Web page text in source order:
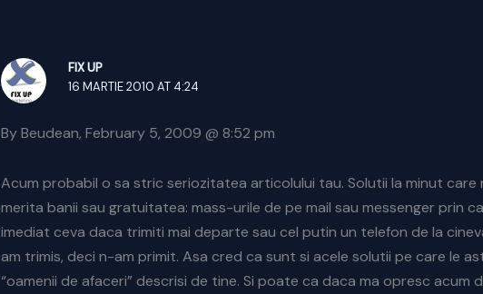
FIX UP
16 MARTIE 2010 AT 4:24
By Beudean, February 5, 2009 @ 8:52 pm
Acum probabil o sa stric seriozitatea articolului tau. Solutii la minut care
merita banii sau gratuitatea: mass-urile de pe mail sau messenger prin
imediat ceva daca trimiti mai departe sau cel putin un telefon de la
am trimis, deci n-am primit. Asa cred ca sunt si acele solutii pe care le
“oamenii de afaceri” descrisi de tine. Si poate ca daca ma opresc acum